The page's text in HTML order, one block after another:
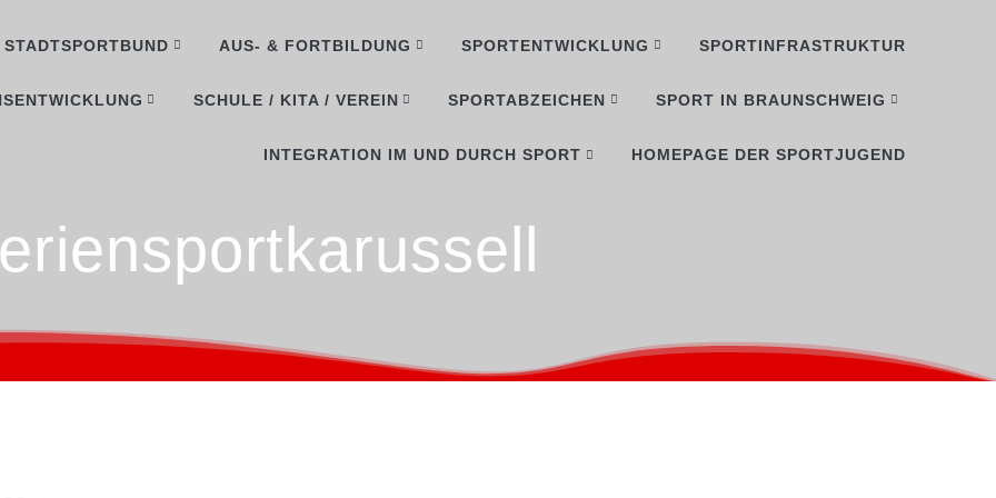
STADTSPORTBUND AUS- & FORTBILDUNG SPORTENTWICKLUNG SPORTINFRASTRUKTUR
SCHULE / KITA / VEREIN SPORTABZEICHEN SPORT IN BRAUNSCHWEIG
INTEGRATION IM UND DURCH SPORT HOMEPAGE DER SPORTJUGEND